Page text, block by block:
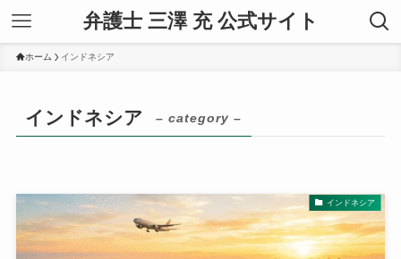
弁護士 三澤 充 公式サイト
ホーム インドネシア
インドネシア – category –
インドネシア